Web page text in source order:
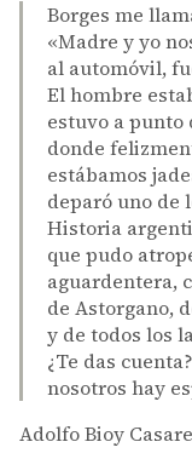
Borges me
«Madre y yo
al automóvil,
El hombre
estuvo a punto
donde
estábamos
deparó uno de
Historia
que pudo
aguardentera,
de Astorgano,
y de todos los
¿Te das
nosotros hay
Adolfo Bioy